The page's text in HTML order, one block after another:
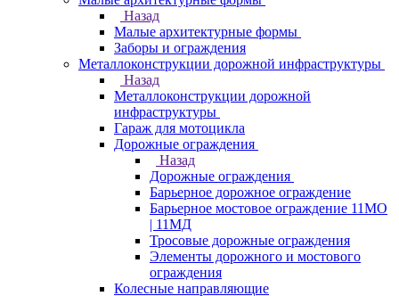
Назад
Малые архитектурные формы
Заборы и ограждения
Металлоконструкции дорожной инфраструктуры
Назад
Металлоконструкции дорожной
инфраструктуры
Гараж для мотоцикла
Дорожные ограждения
Назад
Дорожные ограждения
Барьерное дорожное ограждение
Барьерное мостовое ограждение 11МО
| 11МД
Тросовые дорожные ограждения
Элементы дорожного и мостового
ограждения
Колесные направляющие